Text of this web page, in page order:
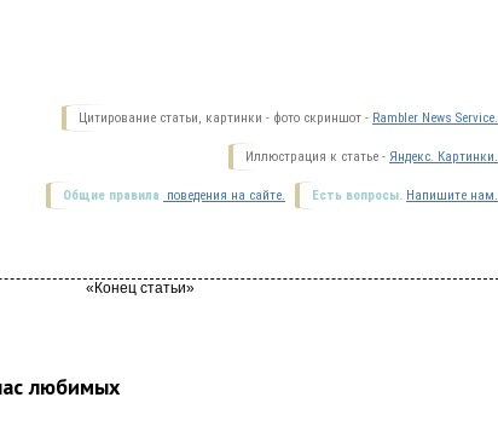
Цитирование статьи, картинки - фото скриншот - Rambler News Service.
Иллюстрация к статье - Яндекс. Картинки.
Есть вопросы. Напишите нам.
Общие правила поведения на сайте.
любимых